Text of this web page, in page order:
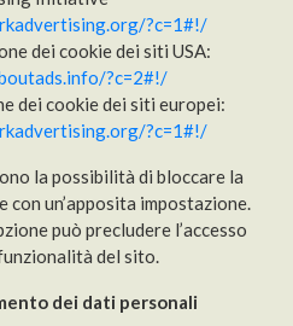
?c=1#!/
dei cookie dei siti USA:
?c=2#!/
dei cookie dei siti europei:
?c=1#!/
la possibilità di bloccare la
con un’apposita impostazione.
può precludere l’accesso
del sito.
dei dati personali